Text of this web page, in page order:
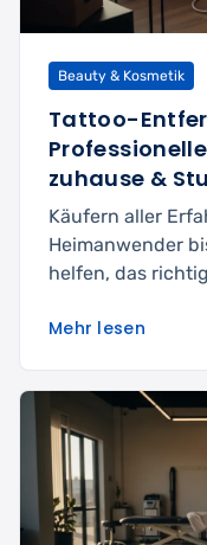
Beauty & Kosmetik
Tattoo-
zuhause &
Käufern aller
Heimanwender
helfen, das
Mehr lesen